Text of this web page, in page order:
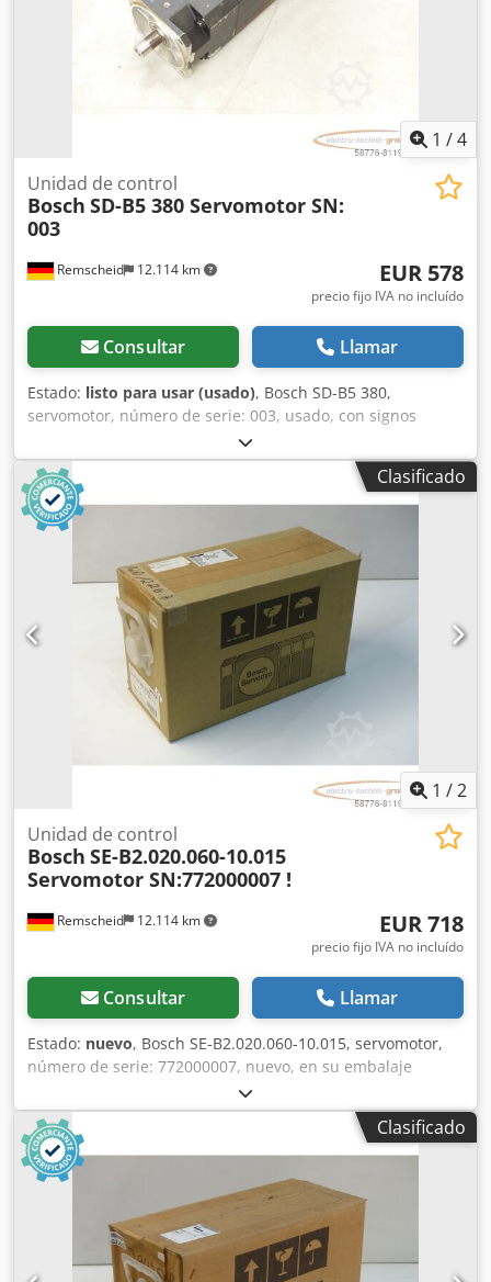
1 /4
Remscheid 12.114 km
Unidad de control
Bosch SD-B5 380 Servomotor SN:
003
EUR 578
precio fijo IVA no incluído
Consultar Llamar
Estado: listo para usar (usado), Bosch SD-B5 380,
servomotor, número de serie: 003, usado, con signos
normales de uso, 100 % funcional. El alcance del
suministro se corresponde con las fotos. ATENCIÓN:
¡Solicite por separado los costes de embalaje y envío!
Djdpfx Adoi D E Uqewjck
Clasificado
1 /2
Remscheid 12.114 km
Unidad de control
Bosch SE-B2.020.060-10.015
Servomotor SN:772000007 !
EUR 718
precio fijo IVA no incluído
Consultar Llamar
Estado: nuevo, Bosch SE-B2.020.060-10.015, servomotor,
número de serie: 772000007, nuevo, en su embalaje
original, 100 % funcional. El alcance del suministro se
corresponde con lo que se muestra en las fotos. Dcedji D
Hdnjpfx Adwsk
Clasificado